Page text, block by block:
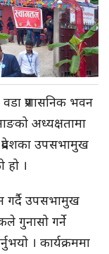
प्रशासनिक भवन
अध्यक्षतामा
प्रदेशका उपसभामुख
हो ।
गर्दै उपसभामुख
गुनासो गर्ने
। कार्यक्रममा